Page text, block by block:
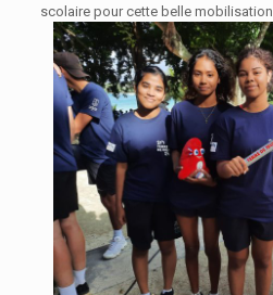
scolaire pour cette belle mobilisation.